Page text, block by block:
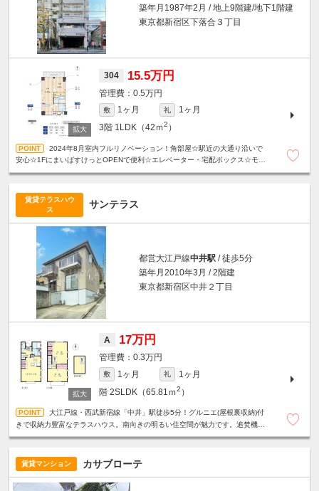
築年月1987年2月 / 地上9階建/地下1階建
東京都新宿区下落合３丁目
304 15.5万円
0.5万円
敷 1ヶ月 礼
1ヶ月
3階 1LDK（42ｍ2 ）
2024年8月室内フルリノベーション！角部屋☆駅近の大通り沿いで
安心☆1FにまいばすけっとOPENで便利☆エレベーター・宅配ボックス☆モニ
賃貸テラスハウ
ス
サンテラス
都営大江戸線中井駅 / 徒歩5分
築年月2010年3月 / 2階建
東京都新宿区中井２丁目
A 17万円
0.3万円
敷 1ヶ月 礼
1ヶ月
階 2SLDK（65.81ｍ2 ）
大江戸線・西武新宿線「中井」駅徒歩5分！グルニエ(屋根裏収納)付
きで収納力豊富なテラスハウス。南向きの明るい住空間が魅力です。追焚機能
賃貸マンション カサブローテ